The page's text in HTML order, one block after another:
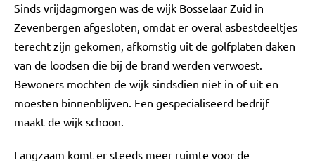
Sinds vrijdagmorgen was de wijk Bosselaar Zuid in
Zevenbergen afgesloten, omdat er overal asbestdeeltjes
terecht zijn gekomen, afkomstig uit de golfplaten daken
van de loodsen die bij de brand werden verwoest.
Bewoners mochten de wijk sindsdien niet in of uit en
moesten binnenblijven. Een gespecialiseerd bedrijf
maakt de wijk schoon.
Langzaam komt er steeds meer ruimte voor de